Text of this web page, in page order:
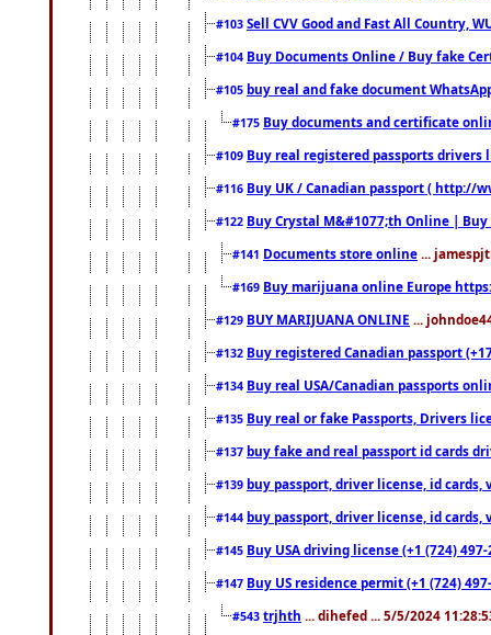
#103 Sell CVV Good and Fast All Country,
#104 Buy Documents Online / Buy fake
#105 buy real and fake document
#175 Buy documents and certificate
#109 Buy real registered passports drivers
#116 Buy UK / Canadian passport ( http://
#122 Buy Crystal M&#1077;th Online |
#141 Documents store online ...
#169 Buy marijuana online Europe
#129 BUY MARIJUANA ONLINE ...
#132 Buy registered Canadian passport
#134 Buy real USA/Canadian passports
#135 Buy real or fake Passports, Drivers
#137 buy fake and real passport id cards
#139 buy passport, driver license, id cards,
#144 buy passport, driver license, id cards,
#145 Buy USA driving license (+1 (724)
#147 Buy US residence permit (+1 (724)
#543 trjhth ... dihefed ... 5/5/2024